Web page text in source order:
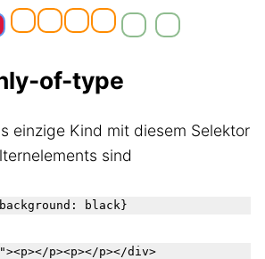
of-type
einzige Kind mit diesem Selektor
sind
black}
p><p></p></div>